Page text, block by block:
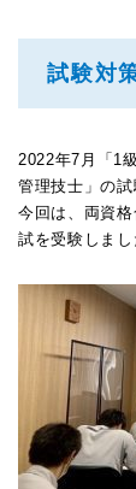
試験対
2022年7月「1
管理技士」の試
今回は、両資
試を受験しまし